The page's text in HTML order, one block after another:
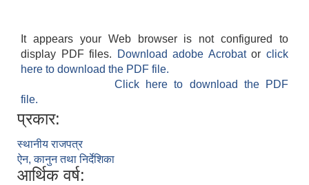
It appears your Web browser is not configured to
display PDF files.
Download adobe Acrobatorclick
here to download the PDF file.
Click here to download the PDF
file.
प्रकार:
स्थानीय राजपत्र
ऐन, कानुन तथा निर्देशिका
आर्थिक वर्ष: